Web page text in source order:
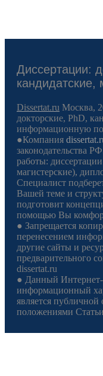
Диссертации:
кандидатские,
Dissertat.ru Москва,
докторские, PhD,
информационную
●Компания
законодательства
работы:
магистерские),
Специалист
Вашей теме и
подготовит
помощью Вы
● Запрещается
перенесением
другие сайты и
предварительного
dissertat.ru
● Данный Интернет-
информационный
является
положениями